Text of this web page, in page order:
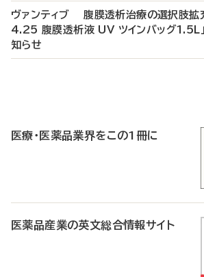
ヴァンティブ 腹膜透析治療の選択肢拡
4.25 腹膜透析液 UV ツインバッグ1.5L
知らせ
医療・医薬品業界をこの1冊に
医薬品産業の英文総合情報サイト